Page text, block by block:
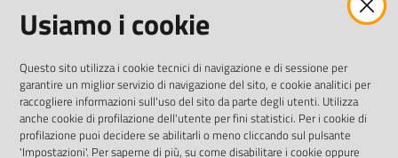
Tel.0522 7961
LinkedinFacebookInstagram
Usiamo i cookie
Questo sito utilizza i cookie tecnici di navigazione e di sessione per
garantire un miglior servizio di navigazione del sito, e cookie analitici per
raccogliere informazioni sull'uso del sito da parte degli utenti. Utilizza
anche cookie di profilazione dell'utente per fini statistici. Per i cookie di
profilazione puoi decidere se abilitarli o meno cliccando sul pulsante
'Impostazioni'. Per saperne di più, su come disabilitare i cookie oppure